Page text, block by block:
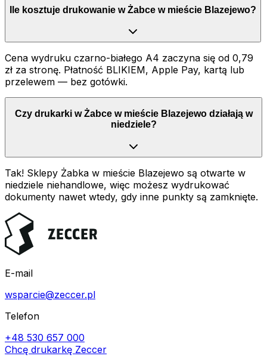
Ile kosztuje drukowanie w Żabce w mieście Blazejewo?
Cena wydruku czarno-białego A4 zaczyna się od 0,79
zł za stronę. Płatność BLIKIEM, Apple Pay, kartą lub
przelewem — bez gotówki.
Czy drukarki w Żabce w mieście Blazejewo działają w
niedziele?
Tak! Sklepy Żabka w mieście Blazejewo są otwarte w
niedziele niehandlowe, więc możesz wydrukować
dokumenty nawet wtedy, gdy inne punkty są zamknięte.
E-mail
wsparcie@zeccer.pl
Telefon
+48 530 657 000
Chcę drukarkę Zeccer